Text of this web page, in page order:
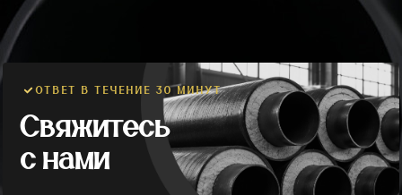
ОТВЕТ В ТЕЧЕНИЕ 30 МИНУТ
Свяжитесь
с нами